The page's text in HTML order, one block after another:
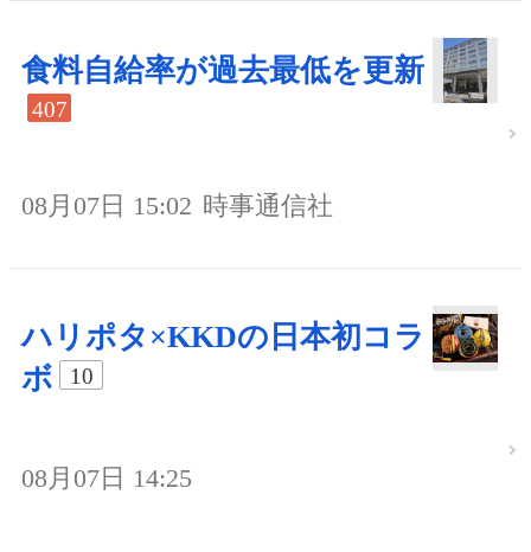
食料自給率が過去最低を更新
407
08月07日 15:02 時事通信社
ハリポタ×KKDの日本初コラ
ボ
10
08月07日 14:25